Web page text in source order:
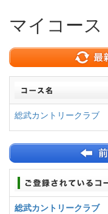
マイコース
総武カントリークラブ
総武カントリークラブ